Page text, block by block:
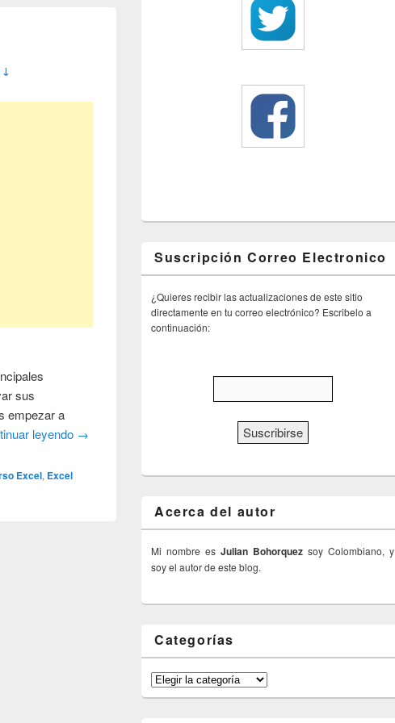
↓
sus
empezar a
leyendo →
Excel, Excel
Suscripción Correo Electronico
¿Quieres recibir las actualizaciones de este sitio
directamente en tu correo electrónico? Escribelo a
continuación:
Acerca del autor
Mi nombre es Julian Bohorquez soy Colombiano, y
soy el autor de este blog.
Categorías
Categorías